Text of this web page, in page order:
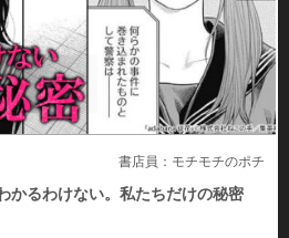
書店員：モチモチのポチ
かるわけない。私たちだけの秘密